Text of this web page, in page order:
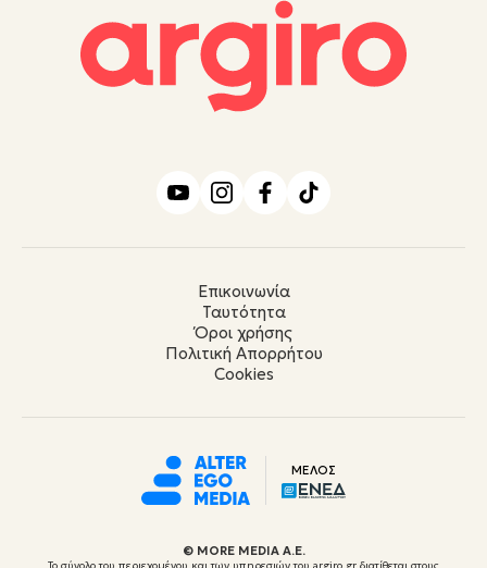
Επικοινωνία
Ταυτότητα
Όροι χρήσης
Πολιτική Απορρήτου
Cookies
ΜΕΛΟΣ
© ΜORE MEDIA Α.Ε.